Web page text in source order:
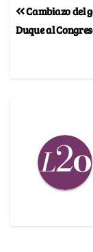
Cambiazo del
Duque al